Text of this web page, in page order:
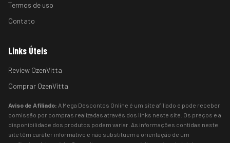
Termos de uso
Contato
Links Úteis
Review OzenVitta
Comprar OzenVitta
Aviso de Afiliado: A Mega Descontos Online é um site afiliado e pode receber
comissão por compras realizadas através dos links neste site. Os preços e a
disponibilidade dos produtos podem variar. As informações contidas neste
site têm caráter informativo e não substituem a orientação de um